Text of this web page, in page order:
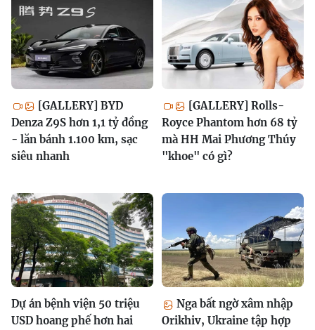
[GALLERY] BYD
Denza Z9S hơn 1,1 tỷ đồng
- lăn bánh 1.100 km, sạc
siêu nhanh
[GALLERY] Rolls-
Royce Phantom hơn 68 tỷ
mà HH Mai Phương Thúy
"khoe" có gì?
Dự án bệnh viện 50 triệu
USD hoang phế hơn hai
Nga bất ngờ xâm nhập
Orikhiv, Ukraine tập hợp